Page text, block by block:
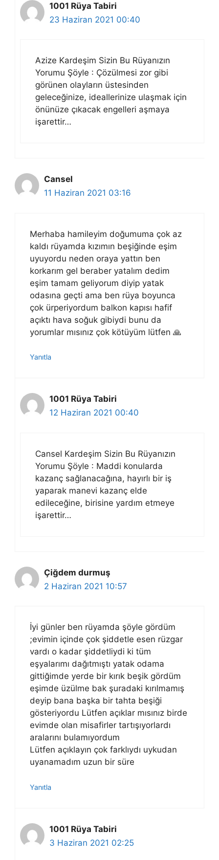
1001 Rüya Tabiri
23 Haziran 2021 00:40
Azize Kardeşim Sizin Bu Rüyanızın
Yorumu Şöyle : Çözülmesi zor gibi
görünen olayların üstesinden
geleceğinize, ideallerinize ulaşmak için
önünüze çıkacak engelleri aşmaya
işarettir…
Cansel
11 Haziran 2021 03:16
Merhaba hamileyim doğumuma çok az
kaldı rüyamda kızımın beşiğinde eşim
uyuyordu neden oraya yattın ben
korkarım gel beraber yatalım dedim
eşim tamam geliyorum diyip yatak
odasına geçti ama ben rüya boyunca
çok ürperiyordum balkon kapısı hafif
açıktı hava soğuk gibiydi bunu da
yorumlar mısınız çok kötüyüm lütfen 🙏
Yanıtla
1001 Rüya Tabiri
12 Haziran 2021 00:40
Cansel Kardeşim Sizin Bu Rüyanızın
Yorumu Şöyle : Maddi konularda
kazanç sağlanacağına, hayırlı bir iş
yaparak manevi kazanç elde
edileceğine, birisine yardım etmeye
işarettir…
Çiğdem durmuş
2 Haziran 2021 10:57
İyi günler ben rüyamda şöyle gördüm
;evimin içinde çok şiddetle esen rüzgar
vardı o kadar şiddetliydi ki tüm
eşyalarımı dağıtmıştı yatak odama
gittiğimde yerde bir kırık beşik gördüm
eşimde üzülme bak şuradaki kırılmamış
deyip bana başka bir tahta beşiği
gösteriyordu Lütfen açıklar mısınız birde
evimde olan misafirler tartışıyorlardı
aralarını bulamıyordum
Lütfen açıklayın çok farklıydı uykudan
uyanamadım uzun bir süre
Yanıtla
1001 Rüya Tabiri
3 Haziran 2021 02:25